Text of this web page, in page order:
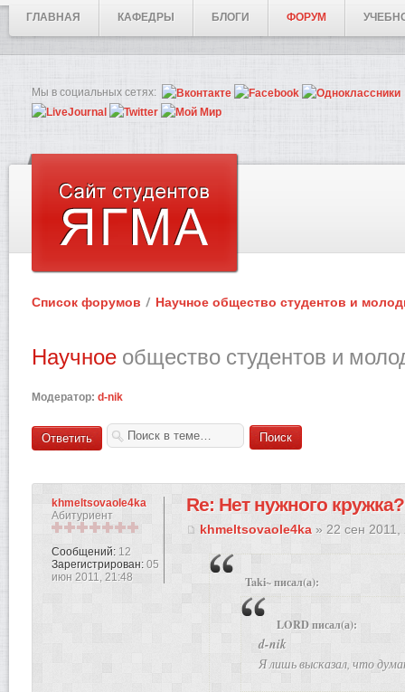
ГЛАВНАЯ КАФЕДРЫ БЛОГИ ФОРУМ
Мы в социальных сетях:
Список форумов Научное общество студентов и
Научное общество студентов и
Модератор: d-nik
Ответить
Re: Нет нужного кружка?
khmeltsovaole4ka » 22 сен 2011,
Taki~ писал(а):
LORD писал(а):
d-nik
Я лишь высказал, что
khmeltsovaole4ka
Абитуриент
Сообщений: 12
Зарегистрирован: 05
июн 2011, 21:48